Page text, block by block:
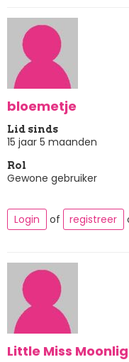
bloemetje
Lid sinds
15 jaar 5 maanden
Rol
Gewone gebruiker
Login of registreer
Little Miss